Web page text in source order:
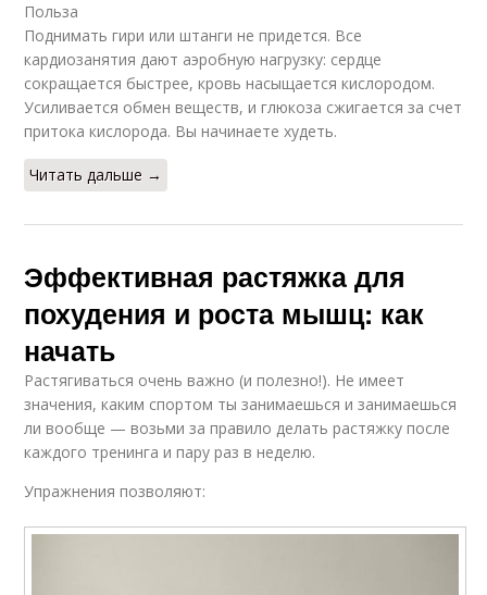
Польза
Поднимать гири или штанги не придется. Все
кардиозанятия дают аэробную нагрузку: сердце
сокращается быстрее, кровь насыщается кислородом.
Усиливается обмен веществ, и глюкоза сжигается за счет
притока кислорода. Вы начинаете худеть.
Читать дальше →
Эффективная растяжка для
похудения и роста мышц: как
начать
Растягиваться очень важно (и полезно!). Не имеет
значения, каким спортом ты занимаешься и занимаешься
ли вообще — возьми за правило делать растяжку после
каждого тренинга и пару раз в неделю.
Упражнения позволяют: